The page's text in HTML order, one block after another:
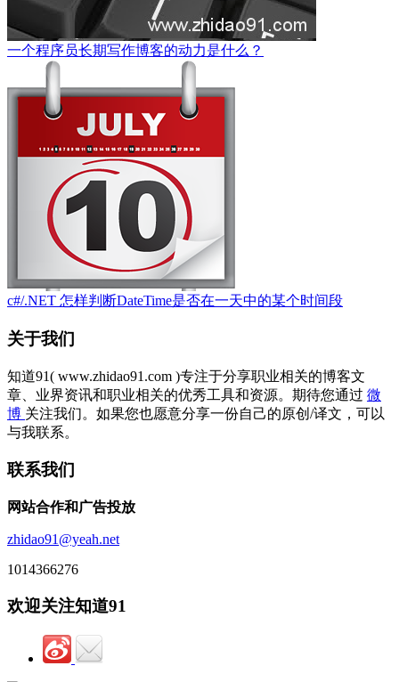
一个程序员长期写作博客的动力是什么？
c#/.NET 怎样判断DateTime是否在一天中的某个时间段
关于我们
知道91( www.zhidao91.com )专注于分享职业相关的博客文
章、业界资讯和职业相关的优秀工具和资源。期待您通过 微
博 关注我们。如果您也愿意分享一份自己的原创/译文，可以
与我联系。
联系我们
网站合作和广告投放
zhidao91@yeah.net
1014366276
欢迎关注知道91